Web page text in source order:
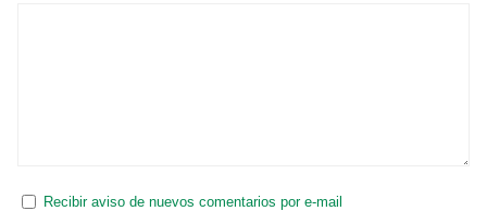
Recibir aviso de nuevos comentarios por e-mail